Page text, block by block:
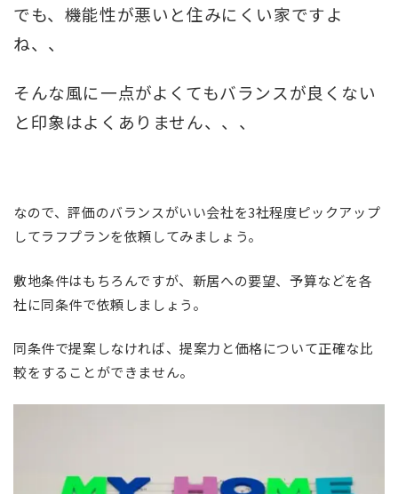
でも、機能性が悪いと住みにくい家ですよ
ね、、
そんな風に一点がよくてもバランスが良くない
と印象はよくありません、、、
なので、評価のバランスがいい会社を3社程度ピックアップ
してラフプランを依頼してみましょう。
敷地条件はもちろんですが、新居への要望、予算などを各
社に同条件で依頼しましょう。
同条件で提案しなければ、提案力と価格について正確な比
較をすることができません。